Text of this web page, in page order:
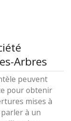
Arbres
peuvent
pour obtenir
mises à
parler à un